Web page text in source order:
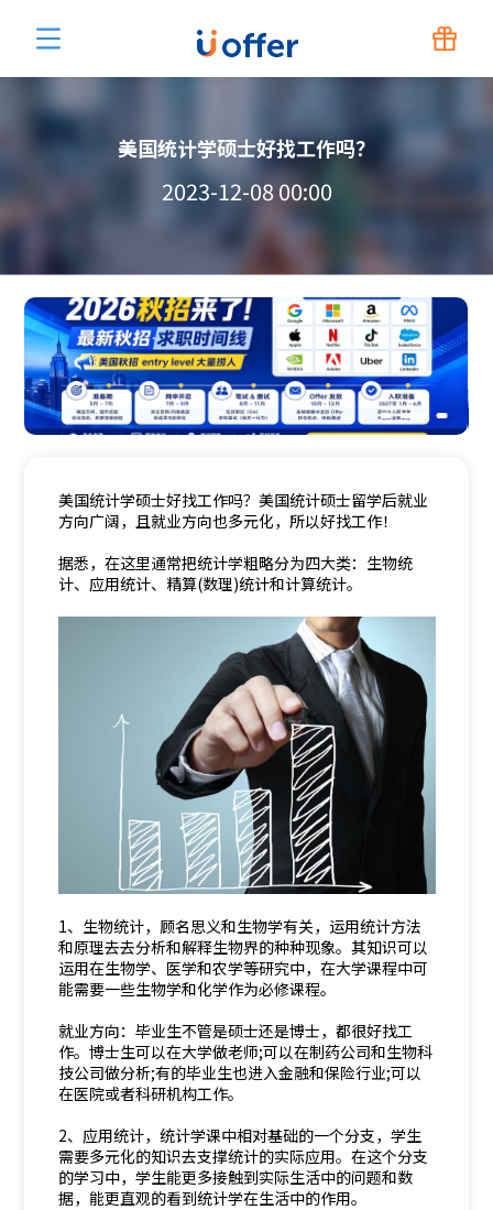
美国统计学硕士好找工作吗？
2023-12-08 00:00
美国统计学硕士好找工作吗？美国统计硕士留学后就业
方向广阔，且就业方向也多元化，所以好找工作！
据悉，在这里通常把统计学粗略分为四大类：生物统
计、应用统计、精算(数理)统计和计算统计。
1、生物统计，顾名思义和生物学有关，运用统计方法
和原理去去分析和解释生物界的种种现象。其知识可以
运用在生物学、医学和农学等研究中，在大学课程中可
能需要一些生物学和化学作为必修课程。
就业方向：毕业生不管是硕士还是博士，都很好找工
作。博士生可以在大学做老师;可以在制药公司和生物科
技公司做分析;有的毕业生也进入金融和保险行业;可以
在医院或者科研机构工作。
2、应用统计，统计学课中相对基础的一个分支，学生
需要多元化的知识去支撑统计的实际应用。在这个分支
的学习中，学生能更多接触到实际生活中的问题和数
据，能更直观的看到统计学在生活中的作用。